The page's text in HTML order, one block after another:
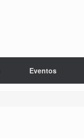
Eventos